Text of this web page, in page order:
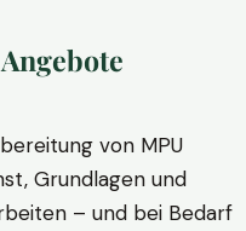
von MPU
Grundlagen und
– und bei Bedarf